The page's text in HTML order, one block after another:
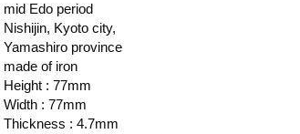
mid Edo period
Nishijin, Kyoto city,
Yamashiro province
made of iron
Height : 77mm
Width : 77mm
Thickness : 4.7mm